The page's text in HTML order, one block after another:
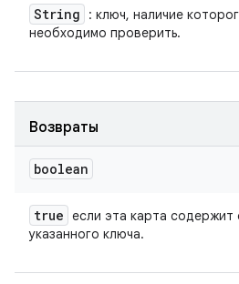
String
: ключ, наличие
необходимо проверить.
Возвраты
boolean
true если эта карта содержит
указанного ключа.